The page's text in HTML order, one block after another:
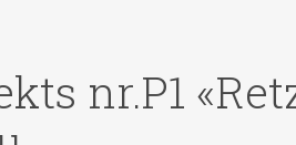
nr.P1